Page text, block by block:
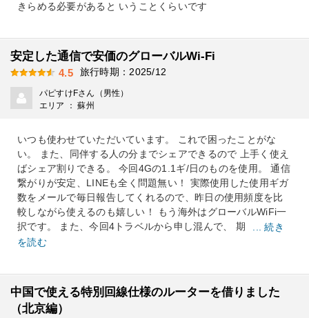
きらめる必要があると いうことくらいです
安定した通信で安価のグローバルWi-Fi
4.5 旅行時期：2025/12
パピすけFさん（男性）
エリア ： 蘇州
いつも使わせていただいています。 これで困ったことがな
い。 また、同伴する人の分までシェアできるので 上手く使え
ばシェア割りできる。 今回4Gの1.1ギ/日のものを使用。 通信
繋がりが安定、LINEも全く問題無い！ 実際使用した使用ギガ
数をメールで毎日報告してくれるので、昨日の使用頻度を比
較しながら使えるのも嬉しい！ もう海外はグローバルWiFi一
択です。 また、今回4トラベルから申し混んで、 期
... 続き
を読む
中国で使える特別回線仕様のルーターを借りました
（北京編）